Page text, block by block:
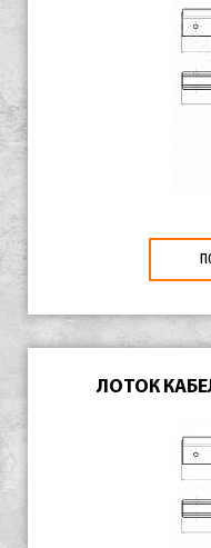
ЛОТОК